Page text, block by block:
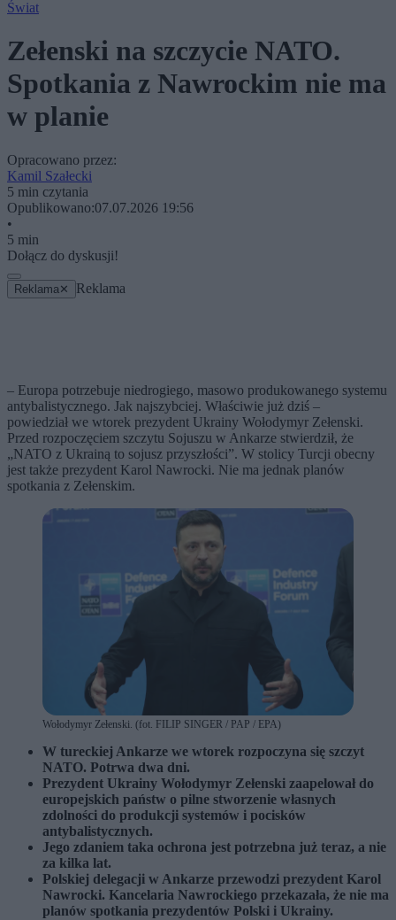
Świat
Zełenski na szczycie NATO.
Spotkania z Nawrockim nie ma
w planie
Opracowano przez:
Kamil Szałecki
5 min czytania
Opublikowano:07.07.2026 19:56
•
5 min
Dołącz do dyskusji!
Reklama ✕ Reklama
– Europa potrzebuje niedrogiego, masowo produkowanego systemu
antybalistycznego. Jak najszybciej. Właściwie już dziś –
powiedział we wtorek prezydent Ukrainy Wołodymyr Zełenski.
Przed rozpoczęciem szczytu Sojuszu w Ankarze stwierdził, że
„NATO z Ukrainą to sojusz przyszłości”. W stolicy Turcji obecny
jest także prezydent Karol Nawrocki. Nie ma jednak planów
spotkania z Zełenskim.
Wołodymyr Zełenski. (fot. FILIP SINGER / PAP / EPA)
W tureckiej Ankarze we wtorek rozpoczyna się szczyt
NATO. Potrwa dwa dni.
Prezydent Ukrainy Wołodymyr Zełenski zaapelował do
europejskich państw o pilne stworzenie własnych
zdolności do produkcji systemów i pocisków
antybalistycznych.
Jego zdaniem taka ochrona jest potrzebna już teraz, a nie
za kilka lat.
Polskiej delegacji w Ankarze przewodzi prezydent Karol
Nawrocki. Kancelaria Nawrockiego przekazała, że nie ma
planów spotkania prezydentów Polski i Ukrainy.